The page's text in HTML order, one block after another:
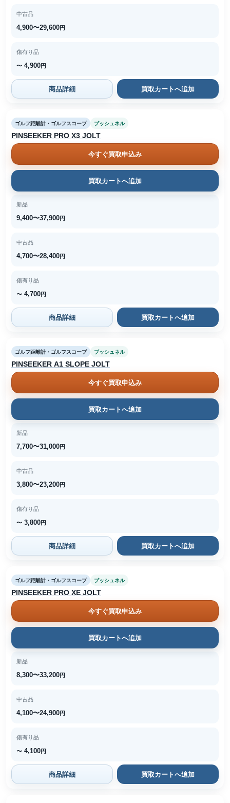
中古品
4,900〜29,600円
傷有り品
〜 4,900円
商品詳細 買取カートへ追加
ゴルフ距離計・ゴルフスコープ ブッシュネル
PINSEEKER PRO X3 JOLT
今すぐ買取申込み
買取カートへ追加
新品
9,400〜37,900円
中古品
4,700〜28,400円
傷有り品
〜 4,700円
商品詳細 買取カートへ追加
ゴルフ距離計・ゴルフスコープ ブッシュネル
PINSEEKER A1 SLOPE JOLT
今すぐ買取申込み
買取カートへ追加
新品
7,700〜31,000円
中古品
3,800〜23,200円
傷有り品
〜 3,800円
商品詳細 買取カートへ追加
ゴルフ距離計・ゴルフスコープ ブッシュネル
PINSEEKER PRO XE JOLT
今すぐ買取申込み
買取カートへ追加
新品
8,300〜33,200円
中古品
4,100〜24,900円
傷有り品
〜 4,100円
商品詳細 買取カートへ追加